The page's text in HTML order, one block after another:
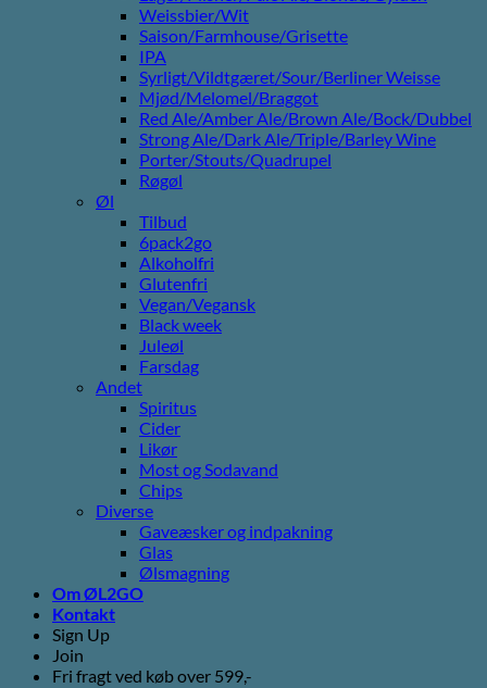
Weissbier/Wit
Saison/Farmhouse/Grisette
IPA
Syrligt/Vildtgæret/Sour/Berliner Weisse
Mjød/Melomel/Braggot
Red Ale/Amber Ale/Brown Ale/Bock/Dubbel
Strong Ale/Dark Ale/Triple/Barley Wine
Porter/Stouts/Quadrupel
Røgøl
Øl
Tilbud
6pack2go
Alkoholfri
Glutenfri
Vegan/Vegansk
Black week
Juleøl
Farsdag
Andet
Spiritus
Cider
Likør
Most og Sodavand
Chips
Diverse
Gaveæsker og indpakning
Glas
Ølsmagning
Om ØL2GO
Kontakt
Sign Up
Join
Fri fragt ved køb over 599,-